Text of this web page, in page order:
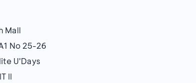
Mall
No 25-26
U'Days
II